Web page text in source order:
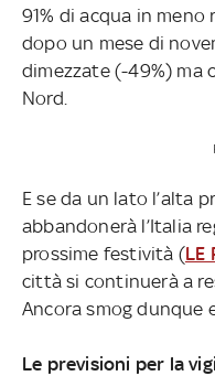
91% di acqua in
dopo un mese di
dimezzate (-49%) ma
Nord.
E se da un lato l’alta
abbandonerà l’Italia
prossime festività (LE
città si continuerà a
Ancora smog dunque
Le previsioni per la